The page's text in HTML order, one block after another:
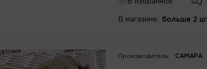
В избранное
В магазине: больше 2
Производитель: САМАРА